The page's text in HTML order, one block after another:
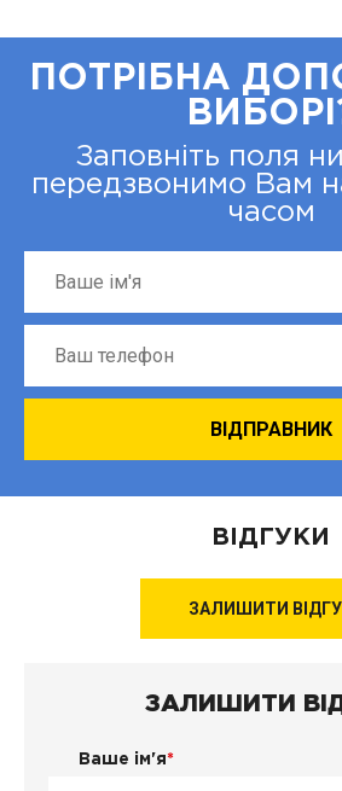
ПОТРІБНА
Заповніть поля
передзвонимо Вам
часом
ВІДГУКИ
ЗАЛИШИТИ
ЗАЛИШИТИ
Ваше ім'я*